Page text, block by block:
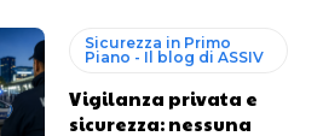
Sicurezza in Primo
Piano - Il blog di ASSIV
Vigilanza privata e
sicurezza: nessuna